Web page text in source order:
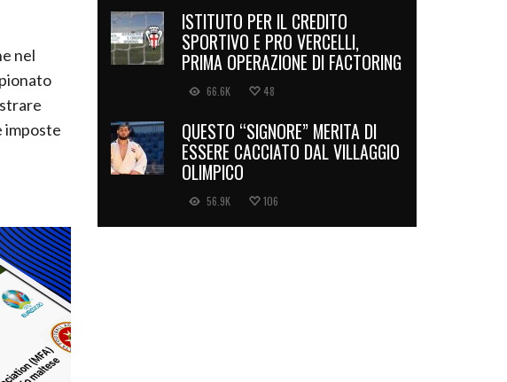
nel
imposte
ISTITUTO PER IL CREDITO
SPORTIVO E PRO VERCELLI,
PRIMA OPERAZIONE DI FACTORING
66.6K 48
QUESTO “SIGNORE” MERITA DI
ESSERE CACCIATO DAL VILLAGGIO
OLIMPICO
56.9K 106